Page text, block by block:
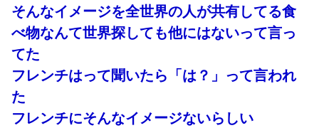
そんなイメージを全世界の人が共有してる食
べ物なんて世界探しても他にはないって言っ
てた
フレンチはって聞いたら「は？」って言われ
た
フレンチにそんなイメージないらしい